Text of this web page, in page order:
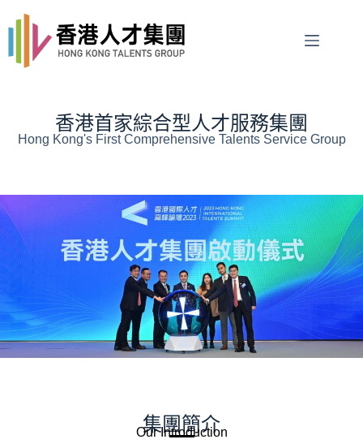
香港首家綜合型人才服務集團
Hong Kong's First Comprehensive Talents Service Group
集團簡介
Our Introduction